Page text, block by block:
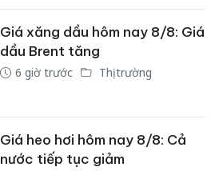
Giá xăng dầu hôm nay 8/8: Giá
dầu Brent tăng
6 giờ trước Thị trường
Giá heo hơi hôm nay 8/8: Cả
nước tiếp tục giảm